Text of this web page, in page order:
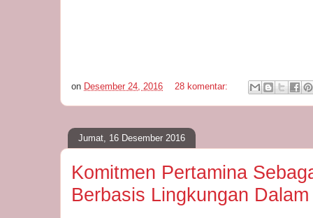
on Desember 24, 2016 28 komentar:
Jumat, 16 Desember 2016
Komitmen Pertamina
Berbasis Lingkungan